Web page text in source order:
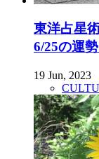
東洋占星
6/25の運
19 Jun, 2023